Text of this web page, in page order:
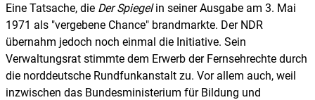
Eine Tatsache, die Der Spiegelin seiner Ausgabe am 3. Mai
1971 als "vergebene Chance" brandmarkte. Der NDR
übernahm jedoch noch einmal die Initiative. Sein
Verwaltungsrat stimmte dem Erwerb der Fernsehrechte durch
die norddeutsche Rundfunkanstalt zu. Vor allem auch, weil
inzwischen das Bundesministerium für Bildung und